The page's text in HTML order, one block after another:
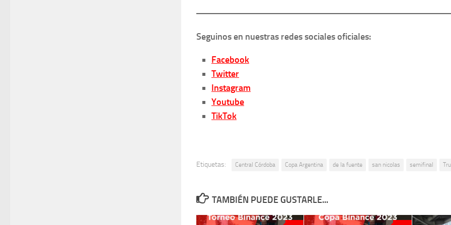
Seguinos en nuestras redes sociales oficiales:
Facebook
Twitter
Instagram
Youtube
TikTok
Etiquetas: Central Córdoba Copa Argentina de la fuente san nicolas semifinal
TAMBIÉN PUEDE GUSTARLE...